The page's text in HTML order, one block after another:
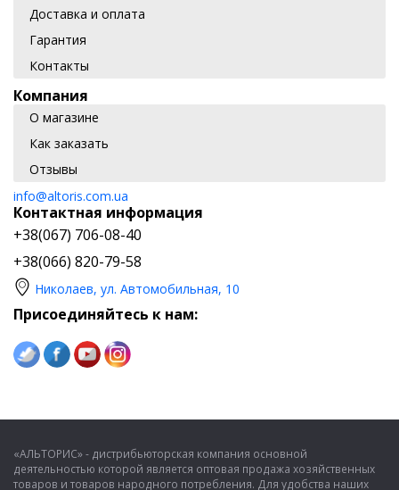
Доставка и оплата
Гарантия
Контакты
Компания
О магазине
Как заказать
Отзывы
info@altoris.com.ua
Контактная информация
+38(067) 706-08-40
+38(066) 820-79-58
Николаев, ул. Автомобильная, 10
Присоединяйтесь к нам:
«АЛЬТОРИС» - дистрибьюторская компания основной
деятельностью которой является оптовая продажа хозяйственных
товаров и товаров народного потребления. Для удобства наших